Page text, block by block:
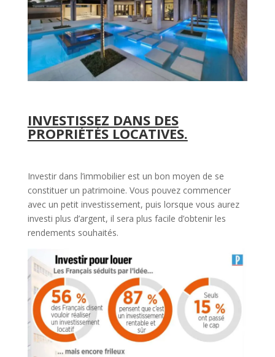
INVESTISSEZ DANS DES
PROPRIÉTÉS LOCATIVES.
Investir dans l’immobilier est un bon moyen de se
constituer un patrimoine. Vous pouvez commencer
avec un petit investissement, puis lorsque vous aurez
investi plus d’argent, il sera plus facile d’obtenir les
rendements souhaités.